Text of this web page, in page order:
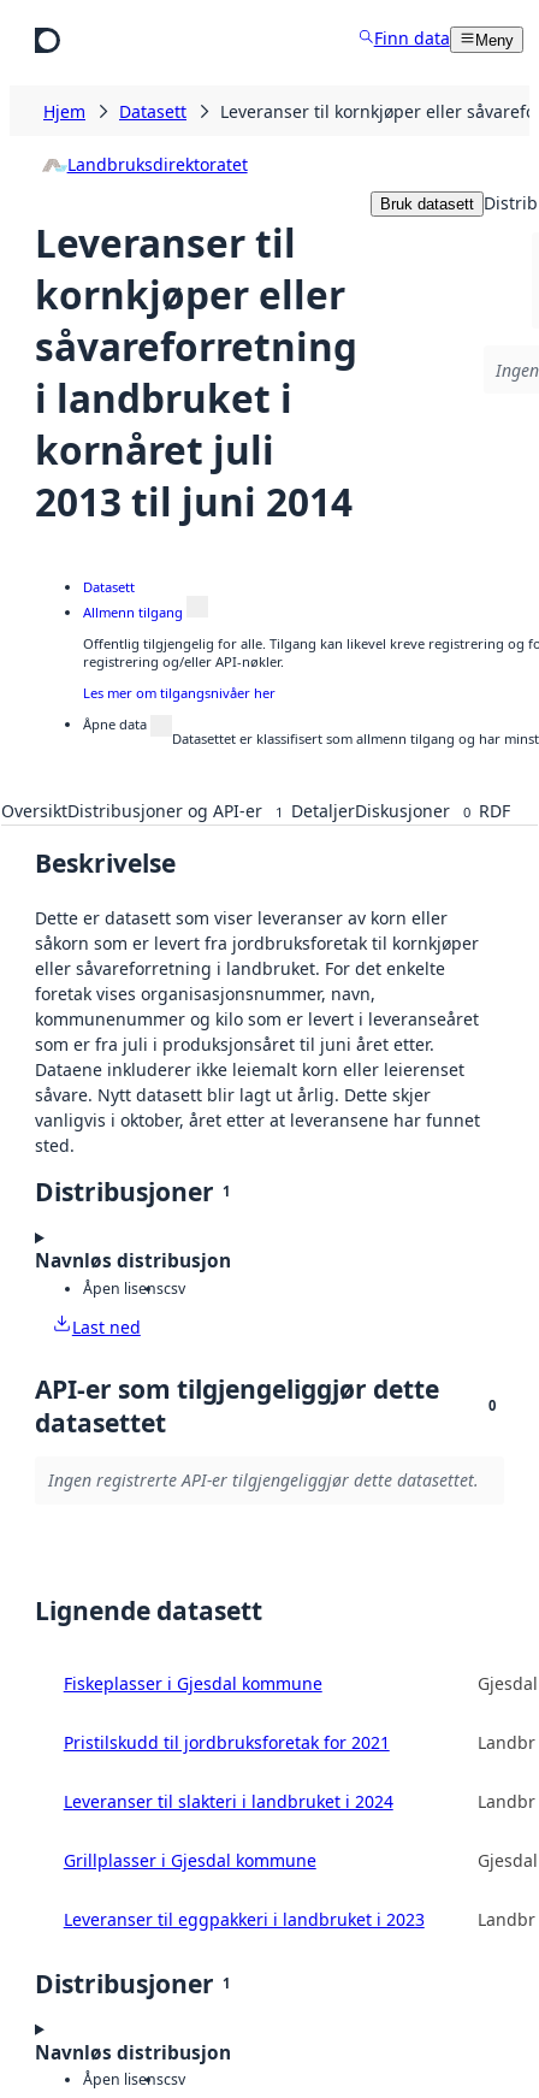
Finn data Meny
Hjem Datasett Leveranser til kornkjøper eller
Landbruksdirektoratet
Leveranser til
kornkjøper eller
såvareforretning
i landbruket i
kornåret juli
2013 til juni 2014
Bruk datasett
Datasett
Allmenn tilgang
Offentlig tilgjengelig for alle. Tilgang kan likevel kreve registrering og
registrering og/eller API-nøkler.
Les mer om tilgangsnivåer her
Åpne data
Datasettet er klassifisert som allmenn tilgang og har
OversiktDistribusjoner og API-er 1 DetaljerDiskusjoner 0 RDF
Beskrivelse
Dette er datasett som viser leveranser av korn eller
såkorn som er levert fra jordbruksforetak til kornkjøper
eller såvareforretning i landbruket. For det enkelte
foretak vises organisasjonsnummer, navn,
kommunenummer og kilo som er levert i leveranseåret
som er fra juli i produksjonsåret til juni året etter.
Dataene inkluderer ikke leiemalt korn eller leierenset
såvare. Nytt datasett blir lagt ut årlig. Dette skjer
vanligvis i oktober, året etter at leveransene har funnet
sted.
Distribusjoner 1
Navnløs distribusjon
Åpen lisenscsv
Last ned
API-er som tilgjengeliggjør dette
datasettet
0
Ingen registrerte API-er tilgjengeliggjør dette datasettet.
Lignende datasett
Fiskeplasser i Gjesdal kommune
Pristilskudd til jordbruksforetak for 2021
Leveranser til slakteri i landbruket i 2024
Grillplasser i Gjesdal kommune
Leveranser til eggpakkeri i landbruket i 2023
Distribusjoner 1
Navnløs distribusjon
Åpen lisenscsv